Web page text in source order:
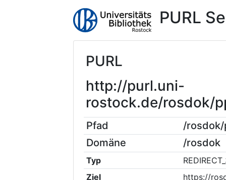
PURL
PURL
http://purl.uni-
rostock.de/rosdok/
Pfad
/rosdok/
Domäne
/rosdok
Typ
Ziel
https://